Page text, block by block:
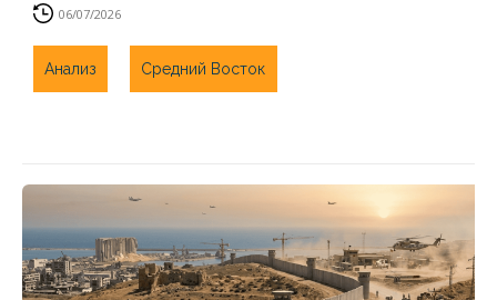
06/07/2026
Анализ Средний Восток